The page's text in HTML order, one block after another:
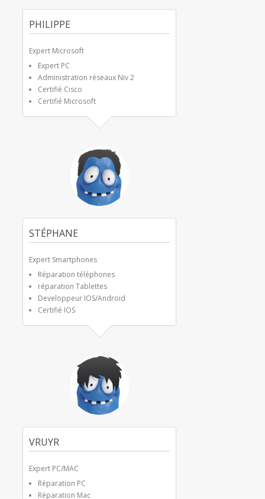
PHILIPPE
Expert Microsoft
Expert PC
Administration réseaux Niv 2
Certifié Cisco
Certifié Microsoft
STÉPHANE
Expert Smartphones
Réparation téléphones
réparation Tablettes
Developpeur IOS/Android
Certifié IOS
VRUYR
Expert PC/MAC
Réparation PC
Réparation Mac